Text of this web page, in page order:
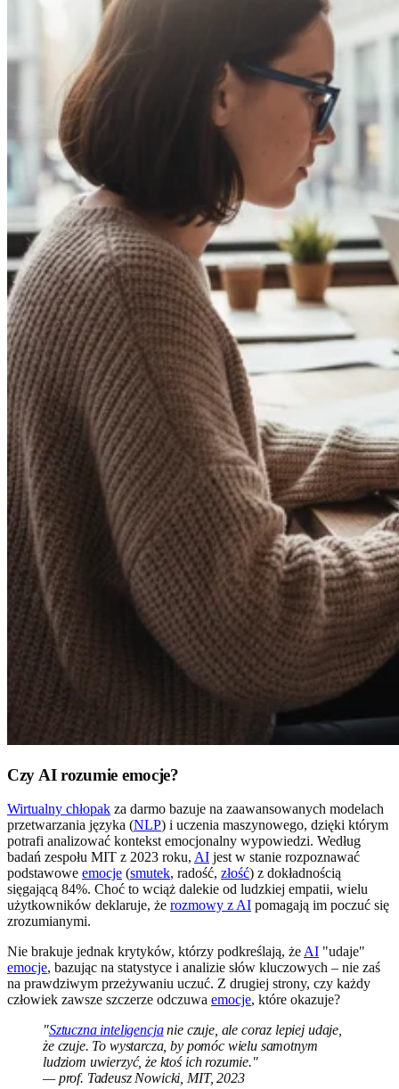
Czy AI rozumie emocje?
Wirtualny chłopak za darmo bazuje na zaawansowanych modelach
przetwarzania języka (NLP) i uczenia maszynowego, dzięki którym
potrafi analizować kontekst emocjonalny wypowiedzi. Według
badań zespołu MIT z 2023 roku, AI jest w stanie rozpoznawać
podstawowe emocje (smutek, radość, złość) z dokładnością
sięgającą 84%. Choć to wciąż dalekie od ludzkiej empatii, wielu
użytkowników deklaruje, że rozmowy z AI pomagają im poczuć się
zrozumianymi.
Nie brakuje jednak krytyków, którzy podkreślają, że AI "udaje"
emocje, bazując na statystyce i analizie słów kluczowych – nie zaś
na prawdziwym przeżywaniu uczuć. Z drugiej strony, czy każdy
człowiek zawsze szczerze odczuwa emocje, które okazuje?
"Sztuczna inteligencjanie czuje, ale coraz lepiej udaje,
że czuje. To wystarcza, by pomóc wielu samotnym
ludziom uwierzyć, że ktoś ich rozumie."
— prof. Tadeusz Nowicki, MIT, 2023